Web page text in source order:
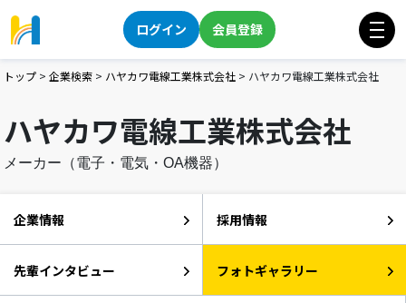
ログイン 会員登録
トップ > 企業検索 > ハヤカワ電線工業株式会社 > ハヤカワ電線工業株式会社
ハヤカワ電線工業株式会社
メーカー（電子・電気・OA機器）
企業情報 採用情報
先輩インタビュー フォトギャラリー